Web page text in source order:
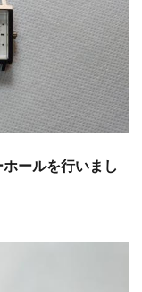
ールを行いまし